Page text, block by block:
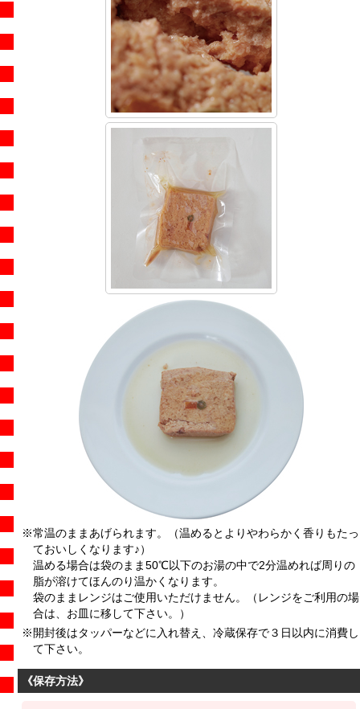
※常温のままあげられます。（温めるとよりやわらかく香りもたっ
ておいしくなります♪）
温める場合は袋のまま50℃以下のお湯の中で2分温めれば周りの
脂が溶けてほんのり温かくなります。
袋のままレンジはご使用いただけません。（レンジをご利用の場
合は、お皿に移して下さい。）
※開封後はタッパーなどに入れ替え、冷蔵保存で３日以内に消費し
て下さい。
《保存方法》